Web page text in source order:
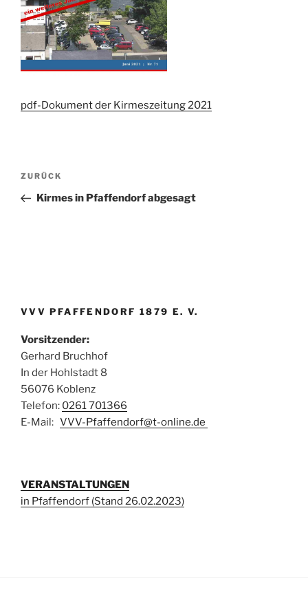
pdf-Dokument der Kirmeszeitung 2021
Beitragsnavigation
Vorheriger
Beitrag
ZURÜCK
Kirmes in Pfaffendorf abgesagt
VVV PFAFFENDORF 1879 E. V.
Vorsitzender:
Gerhard Bruchhof
In der Hohlstadt 8
56076 Koblenz
Telefon: 0261 701366
E-Mail: VVV-Pfaffendorf@t-online.de
VERANSTALTUNGEN
in Pfaffendorf (Stand 26.02.2023)